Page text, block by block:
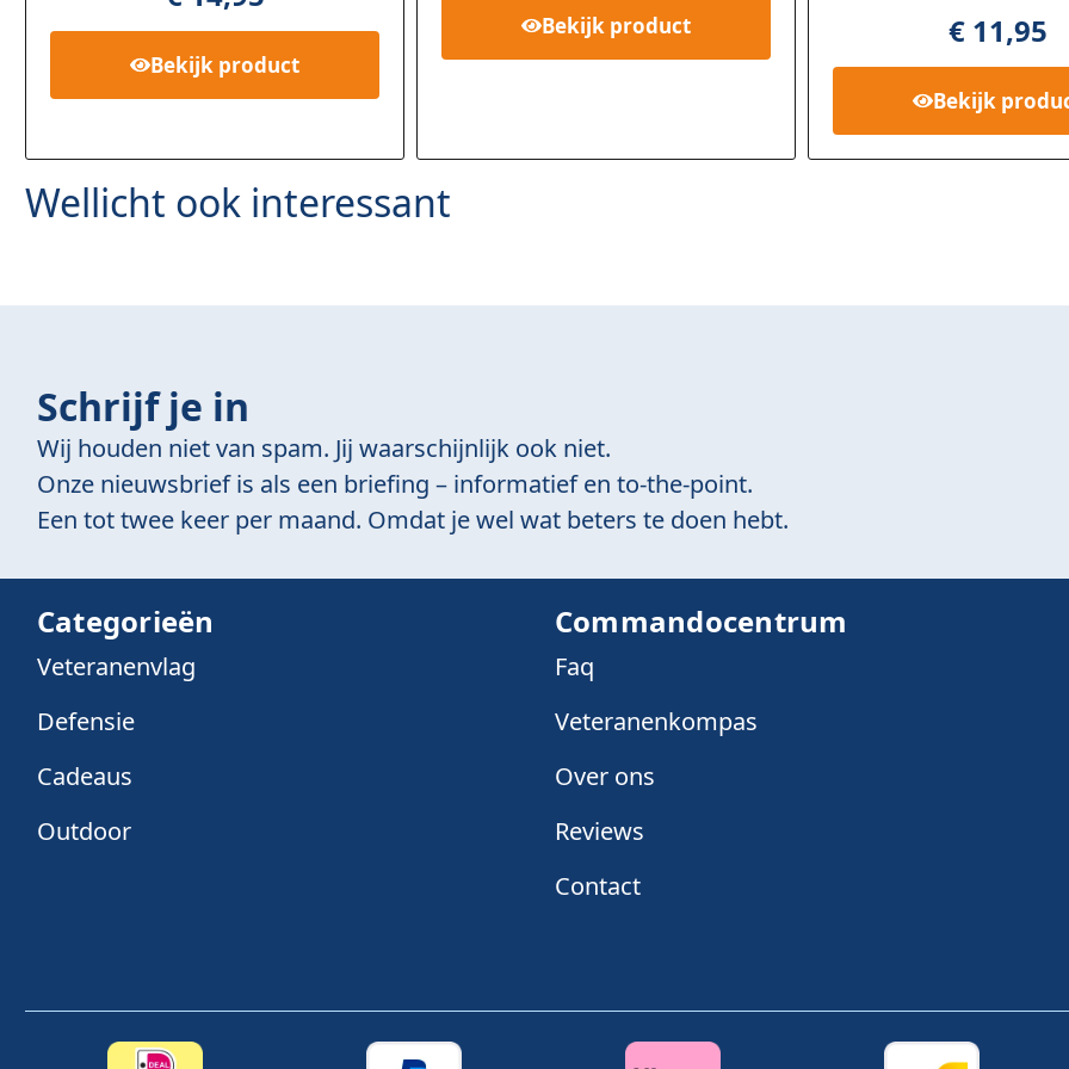
gebaseerd
klant
waardering
en
Bekijk product
Bekijk product
gebaseerd
klant
waardering
€11,95
Bekijk
Wellicht ook interessant
Schrijf je in
Wij houden niet van spam. Jij waarschijnlijk ook niet.
Onze nieuwsbrief is als een briefing – informatief en to-the-point.
Een tot twee keer per maand. Omdat je wel wat beters te doen hebt.
Categorieën
Veteranenvlag
Defensie
Cadeaus
Outdoor
Commandocentrum
Faq
Veteranenkompas
Over ons
Reviews
Contact